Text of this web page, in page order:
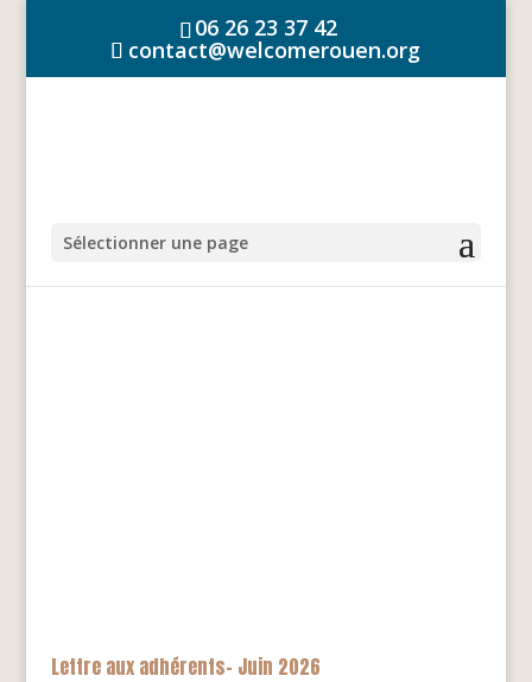
06 26 23 37 42
contact@welcomerouen.org
Sélectionner une page
Lettre aux adhérents- Juin 2026